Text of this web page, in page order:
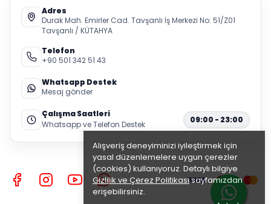
Alışveriş deneyiminizi iyileştirmek için
yasal düzenlemelere uygun çerezler
(cookies) kullanıyoruz. Detaylı bilgiye
Gizlilik ve Çerez Politikasısayfamızdan
erişebilirsiniz.
Adres
Durak Mah. Emirler Cad. Tavşanlı İş Merkezi No: 51/Z01
Tavşanlı / KÜTAHYA
Telefon
+90 501 342 51 43
Whatsapp Destek
Mesaj gönder
Çalışma Saatleri
Whatsapp ve Telefon Destek
09:00 - 23:00